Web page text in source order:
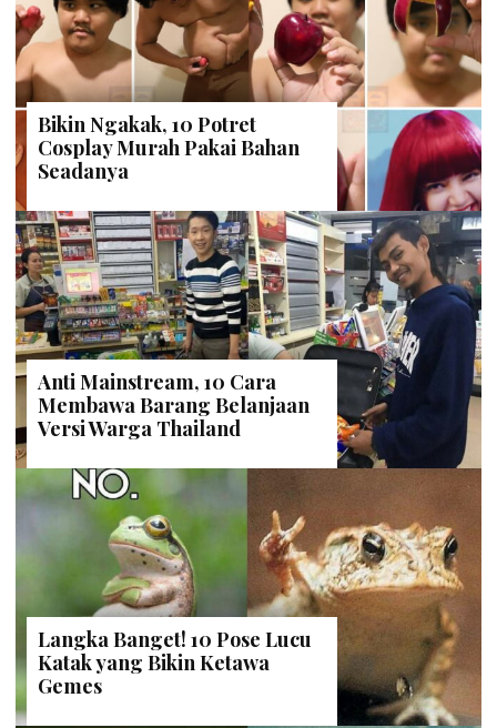
Bikin Ngakak, 10 Potret
Cosplay Murah Pakai Bahan
Seadanya
Anti Mainstream, 10 Cara
Membawa Barang Belanjaan
Versi Warga Thailand
Langka Banget! 10 Pose Lucu
Katak yang Bikin Ketawa
Gemes